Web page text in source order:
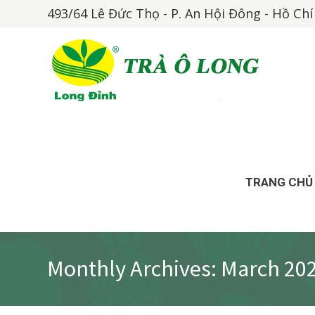
493/64 Lê Đức Thọ - P. An Hội Đông - Hồ
TRANG CHỦ
Monthly Archives: March